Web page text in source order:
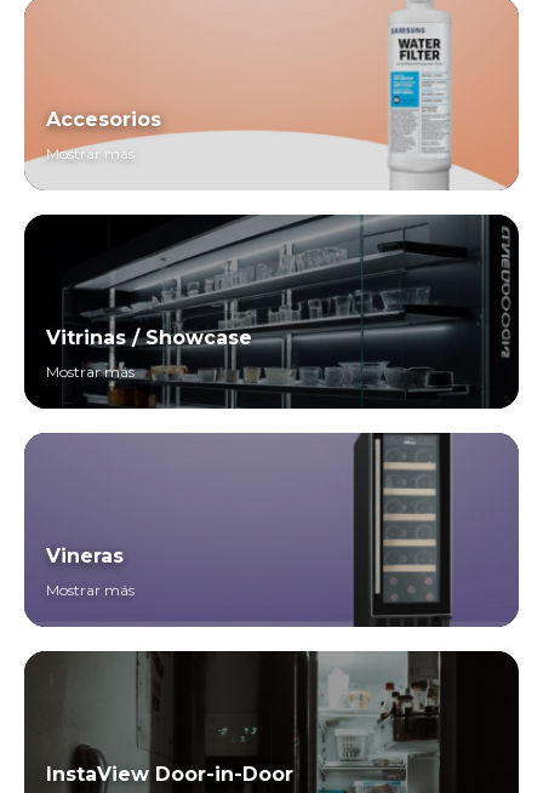
Accesorios
Mostrar más
Vitrinas / Showcase
Mostrar más
Vineras
Mostrar más
InstaView Door-in-Door